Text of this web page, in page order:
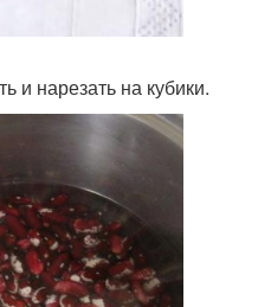
и нарезать на кубики.